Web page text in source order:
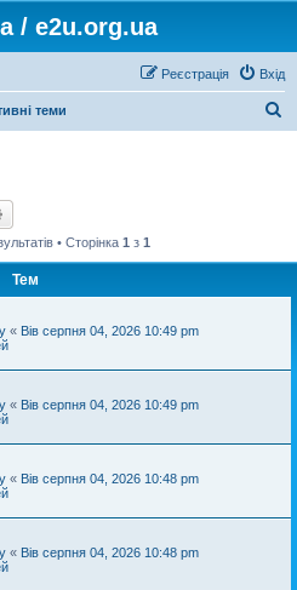
/ e2u.org.ua
Вхід
Реєстрація
теми
• Сторінка 1 з 1
Тем
« Вів серпня 04, 2026 10:49 pm
« Вів серпня 04, 2026 10:49 pm
« Вів серпня 04, 2026 10:48 pm
« Вів серпня 04, 2026 10:48 pm